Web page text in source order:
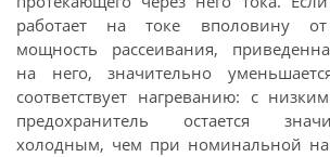
работает на токе вполовину от
мощность рассеивания,
на него, значительно
соответствует нагреванию: с
предохранитель остается
холодным, чем при номинальной